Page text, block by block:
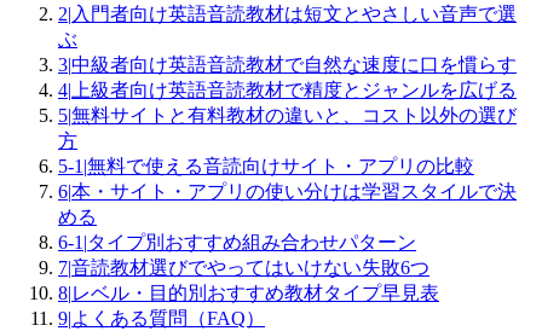
2| 入門者向け英語音読教材は短文とやさしい音声で選
ぶ
3|中級者向け英語音読教材で自然な速度に口を慣らす
4| 上級者向け英語音読教材で精度とジャンルを広げる
5|無料サイトと有料教材の違いと、コスト以外の選び
方
5-1 |無料で使える音読向けサイト・アプリの比較
6|本・サイト・アプリの使い分けは学習スタイルで決
める
6-1 |タイプ別おすすめ組み合わせパターン
7|音読教材選びでやってはいけない失敗6つ
8|レベル・目的別おすすめ教材タイプ早見表
9|よくある質問（FAQ）